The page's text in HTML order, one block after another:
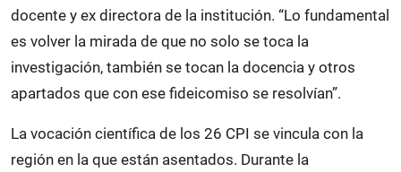
docente y ex directora de la institución. “Lo fundamental
es volver la mirada de que no solo se toca la
investigación, también se tocan la docencia y otros
apartados que con ese fideicomiso se resolvían”.
La vocación científica de los 26 CPI se vincula con la
región en la que están asentados. Durante la